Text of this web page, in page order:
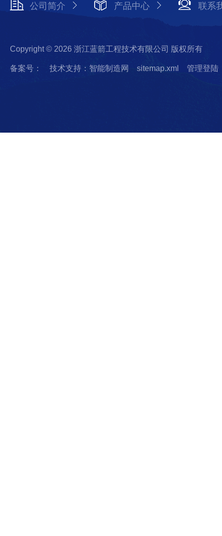
公司简介 产品中心 联系
Copyright © 2026 浙江蓝箭工程技术有限公司 版权所有
备案号： 技术支持：智能制造网 sitemap.xml 管理登陆